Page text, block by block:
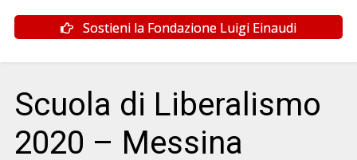
Sostieni la Fondazione Luigi Einaudi
Scuola di Liberalismo
2020 – Messina